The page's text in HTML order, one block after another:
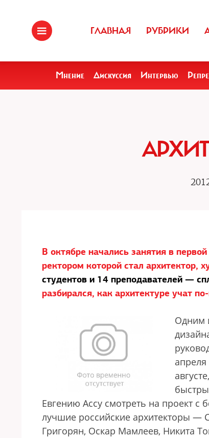
ГЛАВНАЯ РУБРИКИ
Мнение Дискуссия Интервью
В октябре начались занятия в
ректором которой стал
студентов и 14 преподавателей —
разбирался, как архитектуре учат
Одним
Евгению Ассу смотреть на проект
лучшие российские архитекторы —
Григорян, Оскар Мамлеев, Никита